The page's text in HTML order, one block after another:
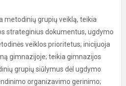
metodinių grupių veiklą, teikia
strateginius dokumentus, ugdymo
veiklos prioritetus; inicijuoja
gimnazijoje; teikia gimnazijos
grupių siūlymus dėl ugdymo
organizavimo gerinimo;